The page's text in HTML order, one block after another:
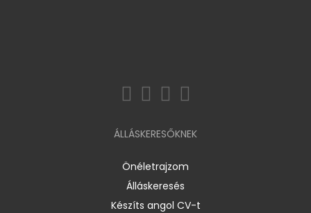
ÁLLÁSKERESŐKNEK
Önéletrajzom
Álláskeresés
Készíts angol CV-t